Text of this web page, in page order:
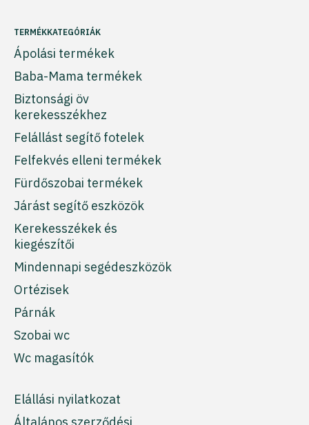
TERMÉKKATEGÓRIÁK
Ápolási termékek
Baba-Mama termékek
Biztonsági öv
kerekesszékhez
Felállást segítő fotelek
Felfekvés elleni termékek
Fürdőszobai termékek
Járást segítő eszközök
Kerekesszékek és
kiegészítői
Mindennapi segédeszközök
Ortézisek
Párnák
Szobai wc
Wc magasítók
Elállási nyilatkozat